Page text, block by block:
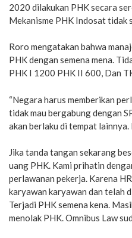
2020 dilakukan PHK secara
Mekanisme PHK Indosat tidak
Roro mengatakan bahwa
PHK dengan semena mena.
PHK I 1200 PHK II 600, Dan
“Negara harus memberikan
tidak mau bergabung dengan
akan berlaku di tempat lainnya.
Jika tanda tangan sekarang
uang PHK. Kami prihatin
perlawanan pekerja. Karena
karyawan karyawan dan telah
Terjadi PHK semena kena.
menolak PHK. Omnibus Law